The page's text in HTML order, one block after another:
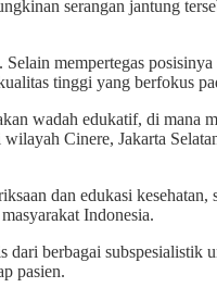
serangan jantung
mempertegas
tinggi yang berfokus
wadah edukatif, di mana
Cinere, Jakarta
dan edukasi
Indonesia.
berbagai subspesialistik
pasien.